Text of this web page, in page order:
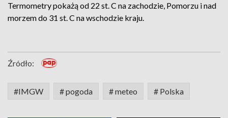
Termometry pokażą od 22 st. C na zachodzie, Pomorzu i nad
morzem do 31 st. C na wschodzie kraju.
Źródło:
#IMGW # pogoda # meteo # Polska